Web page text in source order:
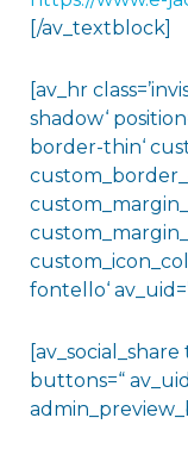
[/av_textblock]
[av_hr
shadow‘
border-thin‘
fontello‘
buttons=“